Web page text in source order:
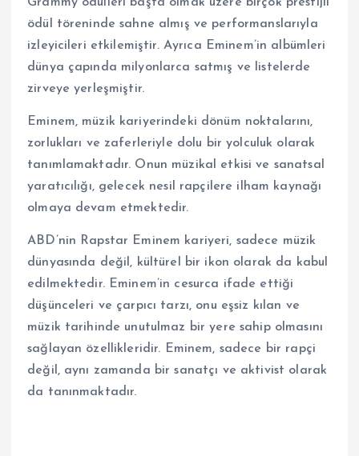
Grammy ödülleri başta olmak üzere birçok prestijli
ödül töreninde sahne almış ve performanslarıyla
izleyicileri etkilemiştir. Ayrıca Eminem’in albümleri
dünya çapında milyonlarca satmış ve listelerde
zirveye yerleşmiştir.
Eminem, müzik kariyerindeki dönüm noktalarını,
zorlukları ve zaferleriyle dolu bir yolculuk olarak
tanımlamaktadır. Onun müzikal etkisi ve sanatsal
yaratıcılığı, gelecek nesil rapçilere ilham kaynağı
olmaya devam etmektedir.
ABD’nin Rapstar Eminem kariyeri, sadece müzik
dünyasında değil, kültürel bir ikon olarak da kabul
edilmektedir. Eminem’in cesurca ifade ettiği
düşünceleri ve çarpıcı tarzı, onu eşsiz kılan ve
müzik tarihinde unutulmaz bir yere sahip olmasını
sağlayan özellikleridir. Eminem, sadece bir rapçi
değil, aynı zamanda bir sanatçı ve aktivist olarak
da tanınmaktadır.